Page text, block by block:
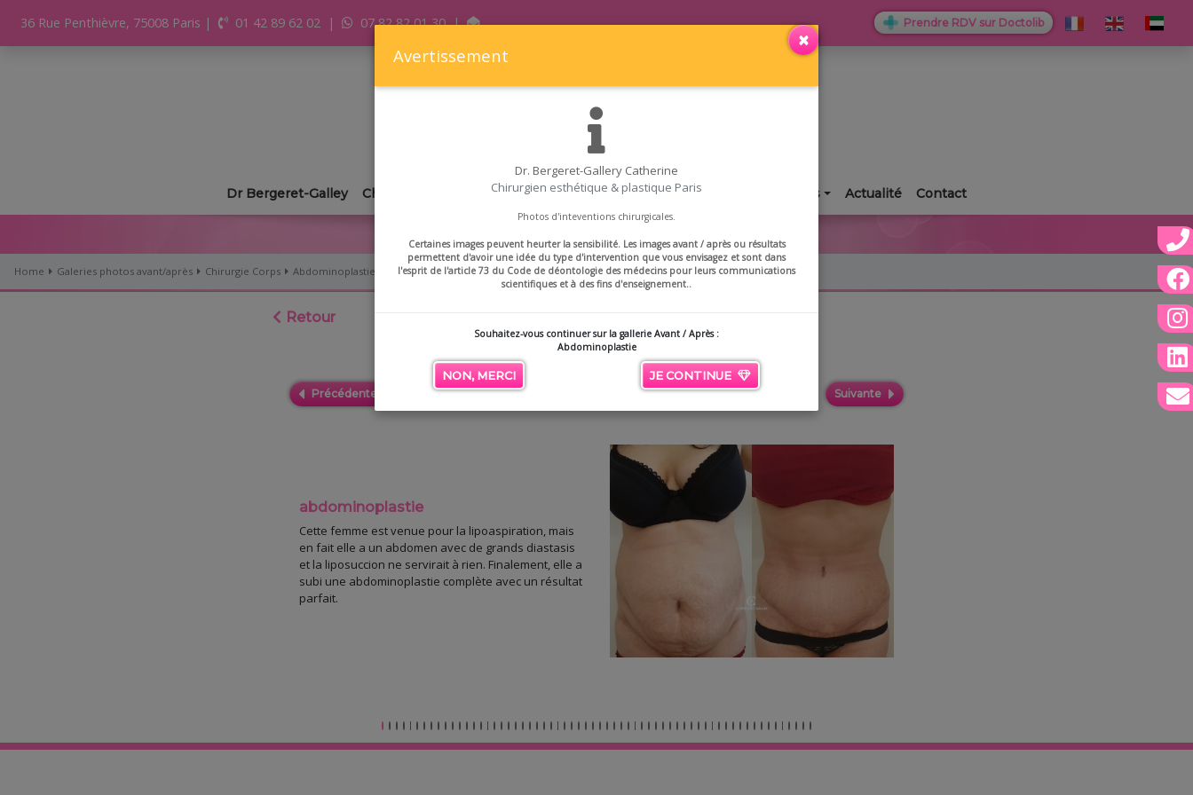
36 Rue Penthièvre, 75008 Paris | 01 42 89 62 02 | 07 82 82 01 30 | Prendre RDV sur Doctolib
Dr Bergeret-Galley Chirurgie esthétique & réparatrice Médecine esthétique Galeries Actualité Contact
Abdominoplastie
Home Galeries photos avant/après Chirurgie Corps Abdominoplastie
Retour
Précédente Suivante
abdominoplastie
Cette femme est venue pour la lipoaspiration, mais
en fait elle a un abdomen avec de grands diastasis
et la liposuccion ne servirait à rien. Finalement, elle a
subi une abdominoplastie complète avec un résultat
parfait.
Avertissement
×
Dr. Bergeret-Gallery Catherine
Chirurgien esthétique & plastique Paris
Photos d'inteventions chirurgicales.
Certaines images peuvent heurter la sensibilité. Les images avant / après ou résultats
permettent d'avoir une idée du type d'intervention que vous envisagez et sont dans
l'esprit de l'article 73 du Code de déontologie des médecins pour leurs communications
scientifiques et à des fins d'enseignement..
Souhaitez-vous continuer sur la gallerie Avant / Après :
Abdominoplastie
NON, MERCI JE CONTINUE